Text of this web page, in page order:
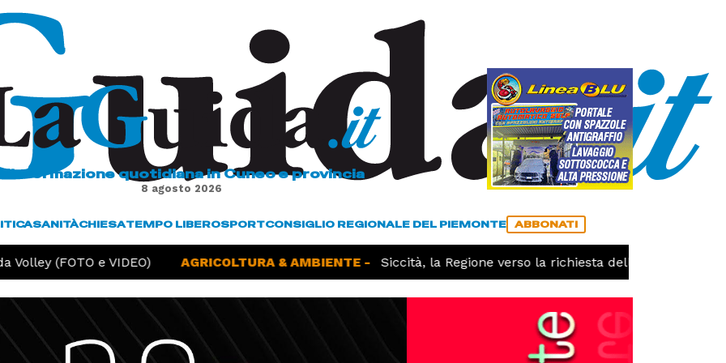
L'informazione quotidiana in Cuneo e provincia
8 agosto 2026
SANITÀCHIESATEMPO LIBEROSPORTCONSIGLIO REGIONALE DEL PIEMONTE ABBONATI
(FOTO e VIDEO) AGRICOLTURA & AMBIENTE - Siccità, la Regione verso la richiesta dello stato di